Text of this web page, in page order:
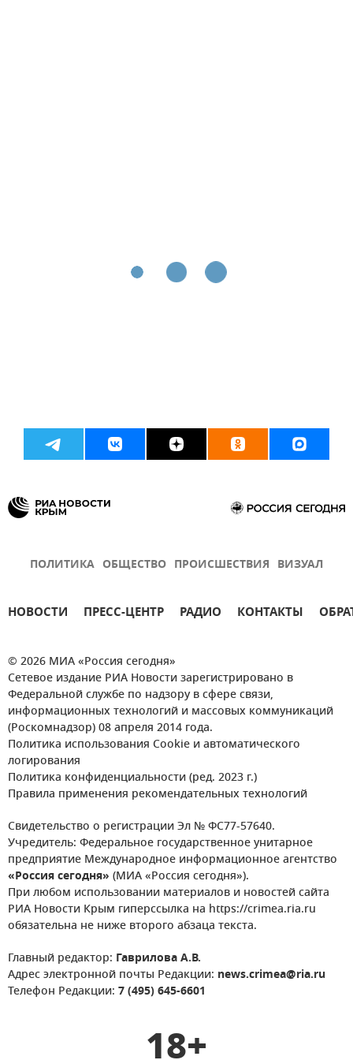
ПОЛИТИКА ОБЩЕСТВО ПРОИСШЕСТВИЯ ВИЗУАЛ
НОВОСТИ ПРЕСС-ЦЕНТР РАДИО КОНТАКТЫ
© 2026 МИА «Россия сегодня»
Сетевое издание РИА Новости зарегистрировано в
Федеральной службе по надзору в сфере связи,
информационных технологий и массовых коммуникаций
(Роскомнадзор) 08 апреля 2014 года.
Политика использования Cookie и автоматического
логирования
Политика конфиденциальности (ред. 2023 г.)
Правила применения рекомендательных технологий
Свидетельство о регистрации Эл № ФС77-57640.
Учредитель: Федеральное государственное унитарное
предприятие Международное информационное агентство
«Россия сегодня» (МИА «Россия сегодня»).
При любом использовании материалов и новостей сайта
РИА Новости Крым гиперссылка на https://crimea.ria.ru
обязательна не ниже второго абзаца текста.
Главный редактор: Гаврилова А.В.
Адрес электронной почты Редакции: news.crimea@ria.ru
Телефон Редакции: 7 (495) 645-6601